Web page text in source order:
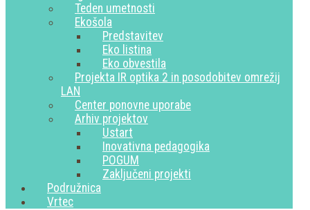
Teden umetnosti
Ekošola
Predstavitev
Eko listina
Eko obvestila
Projekta IR optika 2 in posodobitev omrežij
LAN
Center ponovne uporabe
Arhiv projektov
Ustart
Inovativna pedagogika
POGUM
Zaključeni projekti
Podružnica
Vrtec